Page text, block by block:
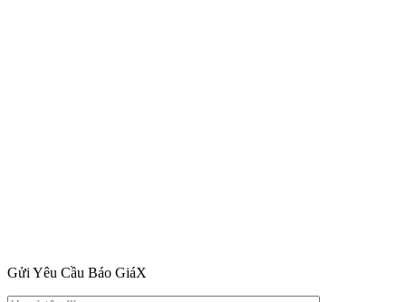
Gửi Yêu Cầu Báo GiáX